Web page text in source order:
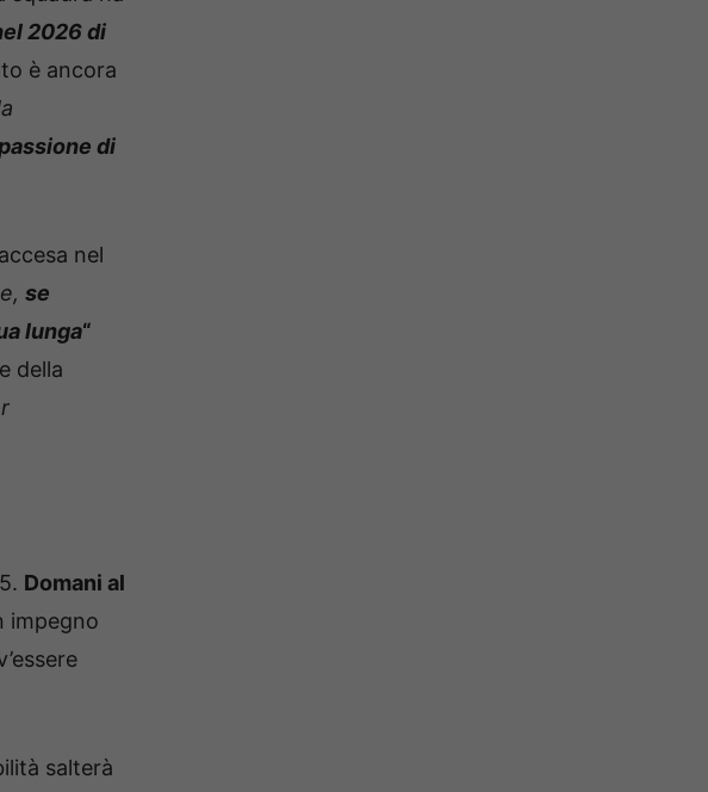
2026 di
è ancora
di
nel
se
lunga“
della
Domani al
impegno
salterà